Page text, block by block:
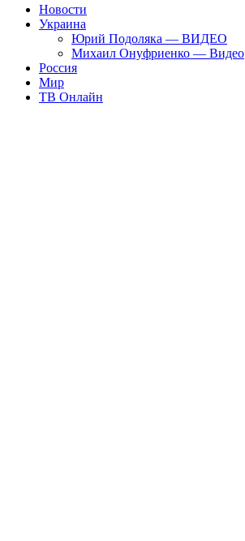
Новости
Украина
Юрий Подоляка — ВИДЕО
Михаил Онуфриенко — Видео
Россия
Мир
ТВ Онлайн